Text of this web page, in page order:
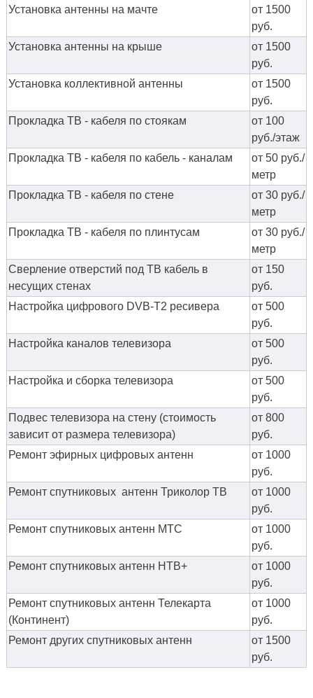
Установка антенны на мачте
от 1500
руб.
Установка антенны на крыше
от 1500
руб.
Установка коллективной антенны
от 1500
руб.
Прокладка ТВ - кабеля по стоякам
от 100
руб./этаж
Прокладка ТВ - кабеля по кабель - каналам
от 50 руб./
метр
Прокладка ТВ - кабеля по стене
от 30 руб./
метр
Прокладка ТВ - кабеля по плинтусам
от 30 руб./
метр
Сверление отверстий под ТВ кабель в
несущих стенах
от 150
руб.
Настройка цифрового DVB-T2 ресивера
от 500
руб.
Настройка каналов телевизора
от 500
руб.
Настройка и сборка телевизора
от 500
руб.
Подвес телевизора на стену (стоимость
зависит от размера телевизора)
от 800
руб.
Ремонт эфирных цифровых антенн
от 1000
руб.
Ремонт спутниковых антенн Триколор ТВ
от 1000
руб.
Ремонт спутниковых антенн МТС
от 1000
руб.
Ремонт спутниковых антенн НТВ+
от 1000
руб.
Ремонт спутниковых антенн Телекарта
(Континент)
от 1000
руб.
Ремонт других спутниковых антенн
от 1500
руб.